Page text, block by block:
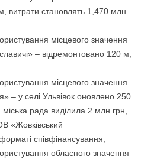
витрати становлять 1,470 млн
місцевого значення
– відремонтовано 120 м,
місцевого значення
– у селі Ульвівок оновлено 250
рада виділила 2 млн грн,
«Жовківський
співфінансування;
обласного значення